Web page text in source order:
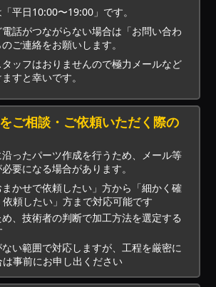
平日10:00〜19:00」です。
話がつながらない場合は「お問い合わ
ご連絡をお願いします。
ッフはおりませんので極力メールなど
すと幸いです。
ご相談・ご依頼いただく際の
ったパーツ作成を行うため、メール等
要になる場合があります。
まかせで依頼したい」方から「細かく確
頼したい」方まで対応可能です
、技術者の判断で加工方法を選定する
い範囲で対応しますが、工程を厳密に
事前にお申し出ください